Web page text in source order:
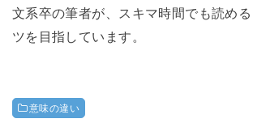
文系卒の筆者が、スキマ時間でも読め
ツを目指しています。
意味の違い